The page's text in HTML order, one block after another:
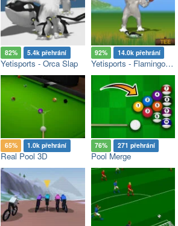
82% 5.4k přehrání
Yetisports - Orca Slap
92% 14.0k přehrání
Yetisports - Flamingo drive
65% 1.0k přehrání
Real Pool 3D
76% 271 přehrání
Pool Merge